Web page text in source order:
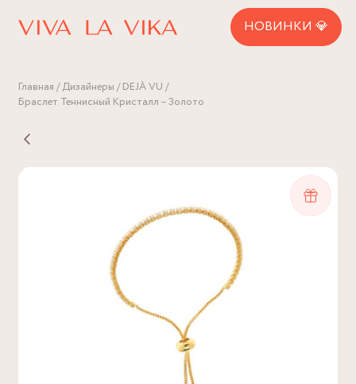
НОВИНКИ 💎
Главная Дизайнеры
DEJÀ VU
Браслет Теннисный Кристалл – Золото